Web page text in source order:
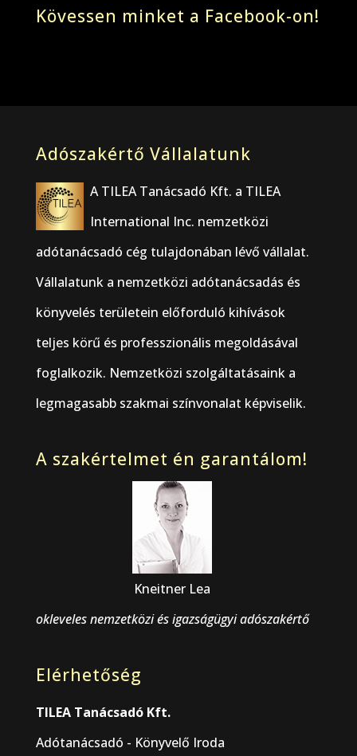
Kövessen minket a Facebook-on!
Adószakértő Vállalatunk
A TILEA Tanácsadó Kft. a TILEA
International Inc. nemzetközi
adótanácsadó cég tulajdonában lévő vállalat.
Vállalatunk a nemzetközi adótanácsadás és
könyvelés területein előforduló kihívások
teljes körű és professzionális megoldásával
foglalkozik. Nemzetközi szolgáltatásaink a
legmagasabb szakmai színvonalat képviselik.
A szakértelmet én garantálom!
Kneitner Lea
okleveles nemzetközi és igazságügyi adószakértő
Elérhetőség
TILEA Tanácsadó Kft.
Adótanácsadó - Könyvelő Iroda